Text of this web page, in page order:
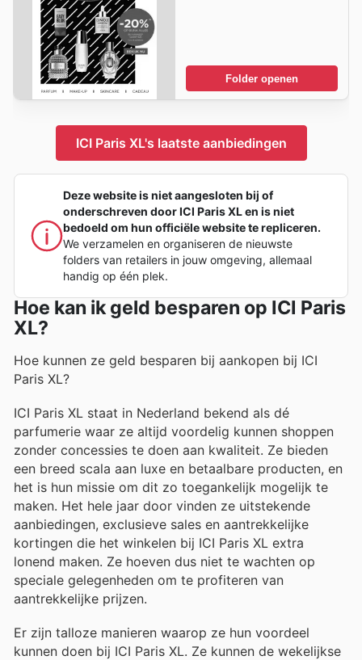
Folder openen
ICI Paris XL's laatste aanbiedingen
Deze website is niet aangesloten bij of
onderschreven door ICI Paris XL en is niet
bedoeld om hun officiële website te repliceren.
We verzamelen en organiseren de nieuwste
folders van retailers in jouw omgeving, allemaal
handig op één plek.
Hoe kan ik geld besparen op ICI Paris
XL?
Hoe kunnen ze geld besparen bij aankopen bij ICI
Paris XL?
ICI Paris XL staat in Nederland bekend als dé
parfumerie waar ze altijd voordelig kunnen shoppen
zonder concessies te doen aan kwaliteit. Ze bieden
een breed scala aan luxe en betaalbare producten, en
het is hun missie om dit zo toegankelijk mogelijk te
maken. Het hele jaar door vinden ze uitstekende
aanbiedingen, exclusieve sales en aantrekkelijke
kortingen die het winkelen bij ICI Paris XL extra
lonend maken. Ze hoeven dus niet te wachten op
speciale gelegenheden om te profiteren van
aantrekkelijke prijzen.
Er zijn talloze manieren waarop ze hun voordeel
kunnen doen bij ICI Paris XL. Ze kunnen de wekelijkse